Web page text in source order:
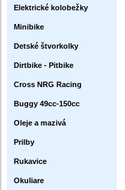
Elektrické kolobežky
Minibike
Detské štvorkolky
Dirtbike - Pitbike
Cross NRG Racing
Buggy 49cc-150cc
Oleje a mazivá
Prilby
Rukavice
Okuliare